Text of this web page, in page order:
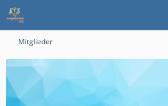
Mitglieder